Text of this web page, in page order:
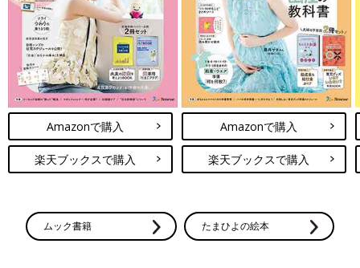
Amazonで購入
楽天ブックスで購入
Amazonで購入
楽天ブックスで購入
ムック書籍 たまひよの絵本